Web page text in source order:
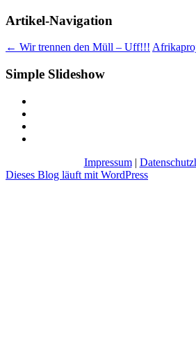
Artikel-Navigation
← Wir trennen den Müll – Uff!!!
Simple Slideshow
Impressum|
Dieses Blog läuft mit WordPress